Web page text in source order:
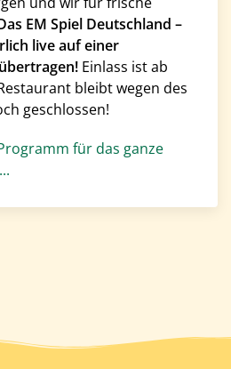
EM Spiel Deutschland –
live auf einer
Einlass ist ab
bleibt wegen des
geschlossen!
für das ganze